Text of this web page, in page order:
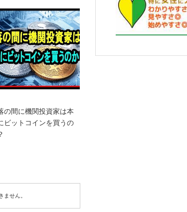
の間に機関投資家は本
ビットコインを買うの
ません。